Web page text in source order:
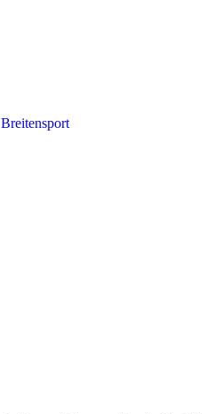
Breitensport